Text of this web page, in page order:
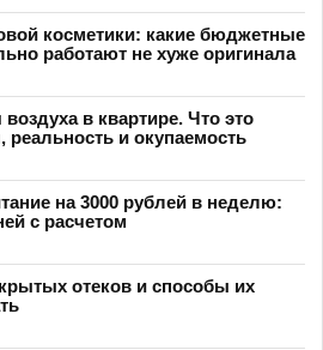
косметики: какие бюджетные
работают не хуже оригинала
воздуха в квартире. Что это
и окупаемость
на 3000 рублей в неделю:
с расчетом
отеков и способы их